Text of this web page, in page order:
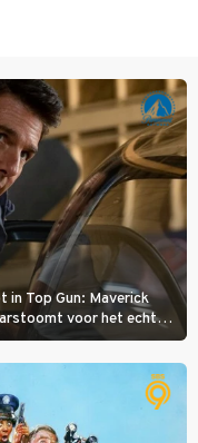
Top Gun: Maverick
voor het echte